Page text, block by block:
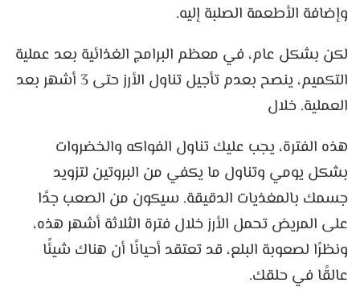
وإضافة الأطعمة الصلبة إليه.
لكن بشكل عام، في معظم البرامج الغذائية بعد عملية
التكميم، ينصح بعدم تأجيل تناول الأرز حتى 3 أشهر بعد
العملية. خلال
هذه الفترة، يجب عليك تناول الفواكه والخضروات
بشكل يومي وتناول ما يكفي من البروتين لتزويد
جسمك بالمغذيات الدقيقة. سيكون من الصعب جدًا
على المريض تحمل الأرز خلال فترة الثلاثة أشهر هذه،
ونظرًا لصعوبة البلع، قد تعتقد أحيانًا أن هناك شيئًا
عالقًا في حلقك.